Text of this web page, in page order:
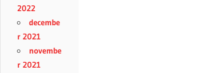
2022
decembe
r 2021
novembe
r 2021